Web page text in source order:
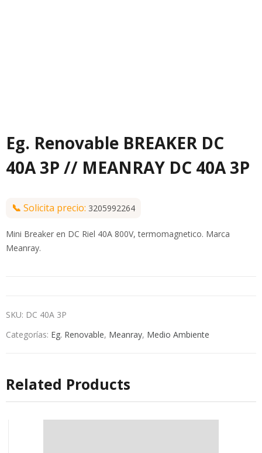
Eg. Renovable BREAKER DC
40A 3P // MEANRAY DC 40A 3P
📞 Solicita precio: 3205992264
Mini Breaker en DC Riel 40A 800V, termomagnetico. Marca
Meanray.
SKU: DC 40A 3P
Categorías: Eg. Renovable, Meanray, Medio Ambiente
Related Products